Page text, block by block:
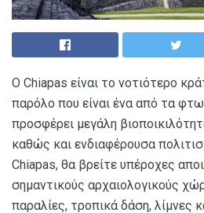
Ο Chiapas είναι το νοτιότερο
παρόλο που είναι ένα από τα
προσφέρει μεγάλη
καθώς και ενδιαφέρουσα
Chiapas, θα βρείτε υπέροχες
σημαντικούς αρχαιολογικούς
παραλίες, τροπικά δάση, λίμνες